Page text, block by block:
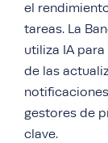
el
tareas. La
utiliza IA
de las
gestores de
clave.